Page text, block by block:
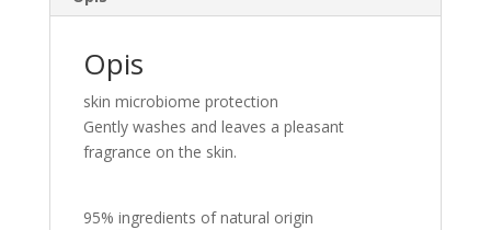
Opis
skin microbiome protection
Gently washes and leaves a pleasant
fragrance on the skin.
95% ingredients of natural origin